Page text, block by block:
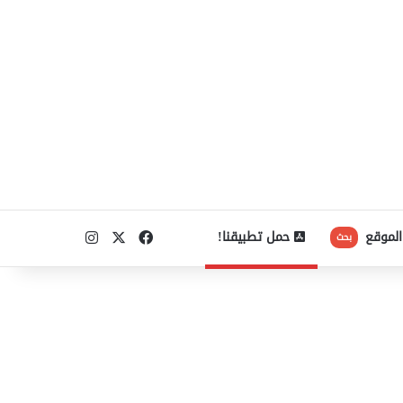
بحث حمل تطبيقنا! فيسبوكانستقرام